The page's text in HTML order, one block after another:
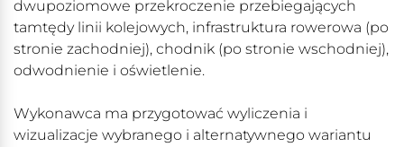
dwupoziomowe przekroczenie przebiegających
tamtędy linii kolejowych, infrastruktura rowerowa (po
stronie zachodniej), chodnik (po stronie wschodniej),
odwodnienie i oświetlenie.
Wykonawca ma przygotować wyliczenia i
wizualizacje wybranego i alternatywnego wariantu